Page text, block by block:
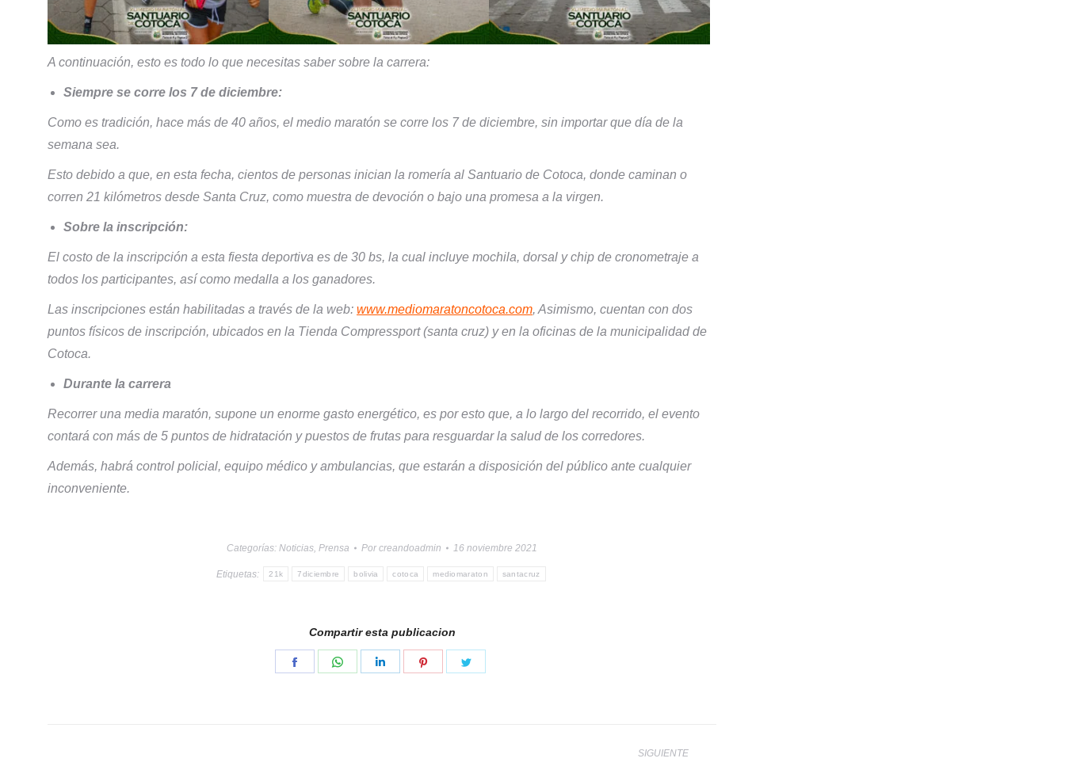
A continuación, esto es todo lo que necesitas saber sobre la carrera:
Siempre se corre los 7 de diciembre:
Como es tradición, hace más de 40 años, el medio maratón se corre los 7 de diciembre, sin importar que día de la
semana sea.
Esto debido a que, en esta fecha, cientos de personas inician la romería al Santuario de Cotoca, donde caminan o
corren 21 kilómetros desde Santa Cruz, como muestra de devoción o bajo una promesa a la virgen.
Sobre la inscripción:
El costo de la inscripción a esta fiesta deportiva es de 30 bs, la cual incluye mochila, dorsal y chip de cronometraje a
todos los participantes, así como medalla a los ganadores.
Las inscripciones están habilitadas a través de la web: www.mediomaratoncotoca.com, Asimismo, cuentan con dos
puntos físicos de inscripción, ubicados en la Tienda Compressport (santa cruz) y en la oficinas de la municipalidad de
Cotoca.
Durante la carrera
Recorrer una media maratón, supone un enorme gasto energético, es por esto que, a lo largo del recorrido, el evento
contará con más de 5 puntos de hidratación y puestos de frutas para resguardar la salud de los corredores.
Además, habrá control policial, equipo médico y ambulancias, que estarán a disposición del público ante cualquier
inconveniente.
Categorías: Noticias, Prensa Por creandoadmin 16 noviembre 2021
Etiquetas: 21k 7diciembre bolivia cotoca mediomaraton santacruz
Compartir esta publicacion
Share
Share
Share
Share
SIGUIENTE